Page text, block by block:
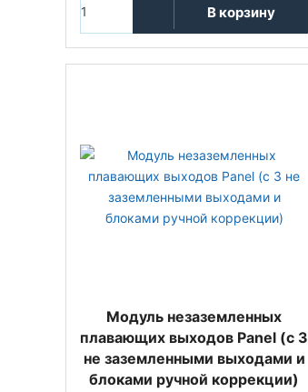
В корзину
Модуль незаземленных
плавающих выходов Panel (с 3
не заземленными выходами и
блоками ручной коррекции)